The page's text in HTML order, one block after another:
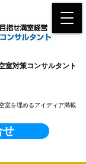
室対策コンサルタント
せ
室を埋めるアイディア満載